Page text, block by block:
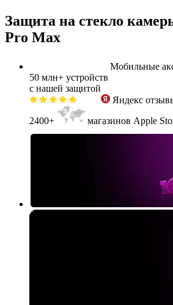
Защита на стекло
Pro Max
Мобильные
50 млн+ устройств
с нашей защитой
Яндекс
2400+
магазинов Apple